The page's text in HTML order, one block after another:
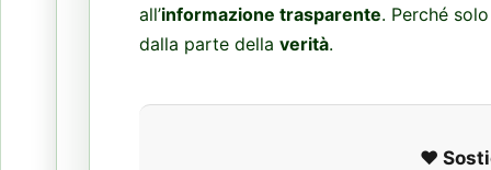
all’informazione trasparente. Perché
dalla parte della verità.
❤️